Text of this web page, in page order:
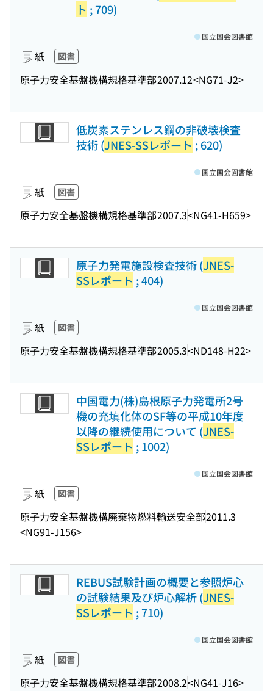
ト ; 709)
紙 図書
原子力安全基盤機構規格基準部2007.12<NG71-J2>
国立国会図書館
低炭素ステンレス鋼の非破壊検査
技術 (JNES-SSレポート ; 620)
紙 図書
原子力安全基盤機構規格基準部2007.3<NG41-H659>
国立国会図書館
原子力発電施設検査技術 (JNES-
SSレポート ; 404)
紙 図書
原子力安全基盤機構規格基準部2005.3<ND148-H22>
国立国会図書館
中国電力(株)島根原子力発電所2号
機の充填化体のSF等の平成10年度
以降の継続使用について (JNES-
SSレポート ; 1002)
紙 図書
原子力安全基盤機構廃棄物燃料輸送安全部2011.3
<NG91-J156>
国立国会図書館
REBUS試験計画の概要と参照炉心
の試験結果及び炉心解析 (JNES-
SSレポート ; 710)
紙 図書
原子力安全基盤機構規格基準部2008.2<NG41-J16>
国立国会図書館